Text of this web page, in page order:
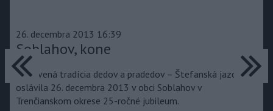
26. decembra 2013 16:39
Soblahov, kone
Obnovená tradícia dedov a pradedov – Štefanská jazda,
oslávila 26. decembra 2013 v obci Soblahov v
Trenčianskom okrese 25-ročné jubileum.
predchádzajúce